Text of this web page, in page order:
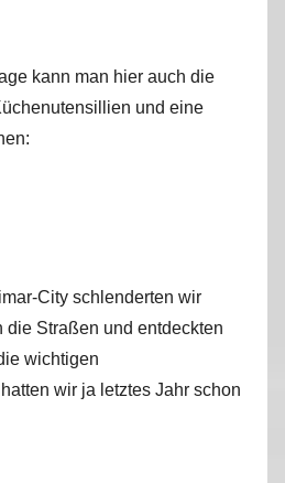
kann man hier auch die
und eine
City schlenderten wir
die Straßen und entdeckten
wichtigen
wir ja letztes Jahr schon